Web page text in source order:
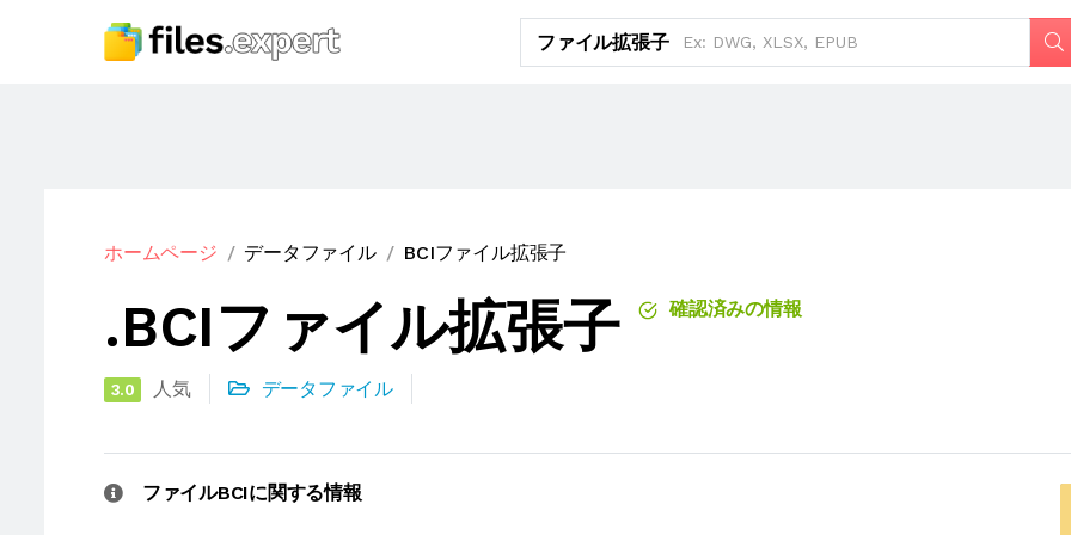
ファイル拡張子
ホームページ データファイル BCIファイル拡張子
.BCIファイル拡張子 確認済みの情報
3.0 人気 データファイル
ファイルBCIに関する情報